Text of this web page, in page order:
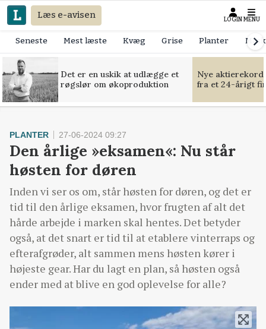
Læs e-avisen LOGIN MENU
Seneste Mest læste Kvæg Grise Planter
Det er en uskik at udlægge et
røgslør om økoproduktion
Nye
fra et 24-årigt
PLANTER 27-06-2024 09:27
Den årlige »eksamen«: Nu står
høsten for døren
Inden vi ser os om, står høsten for døren, og det er
tid til den årlige eksamen, hvor frugten af alt det
hårde arbejde i marken skal hentes. Det betyder
også, at det snart er tid til at etablere vinterraps og
efterafgrøder, alt sammen mens høsten kører i
højeste gear. Har du lagt en plan, så høsten også
ender med at blive en god oplevelse for alle?